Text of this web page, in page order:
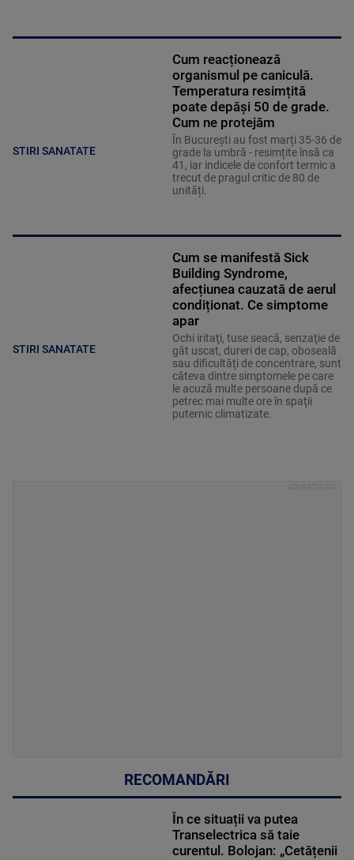
STIRI SANATATE
Cum reacționează
organismul pe caniculă.
Temperatura resimțită
poate depăși 50 de grade.
Cum ne protejăm
În București au fost marți 35-36 de
grade la umbră - resimțite însă ca
41, iar indicele de confort termic a
trecut de pragul critic de 80 de
unități.
STIRI SANATATE
Cum se manifestă Sick
Building Syndrome,
afecțiunea cauzată de aerul
condiționat. Ce simptome
apar
Ochi iritaţi, tuse seacă, senzaţie de
gât uscat, dureri de cap, oboseală
sau dificultăţi de concentrare, sunt
câteva dintre simptomele pe care
le acuză multe persoane după ce
petrec mai multe ore în spaţii
puternic climatizate.
RECOMANDĂRI
În ce situații va putea
Transelectrica să taie
curentul. Bolojan: „Cetățenii